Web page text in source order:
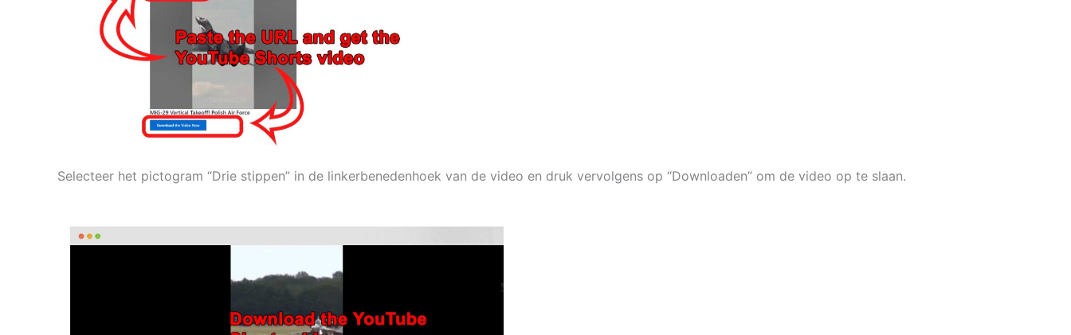
Selecteer het pictogram “Drie stippen” in de linkerbenedenhoek van de video en druk vervolgens op “Downloaden” om de video op te slaan.